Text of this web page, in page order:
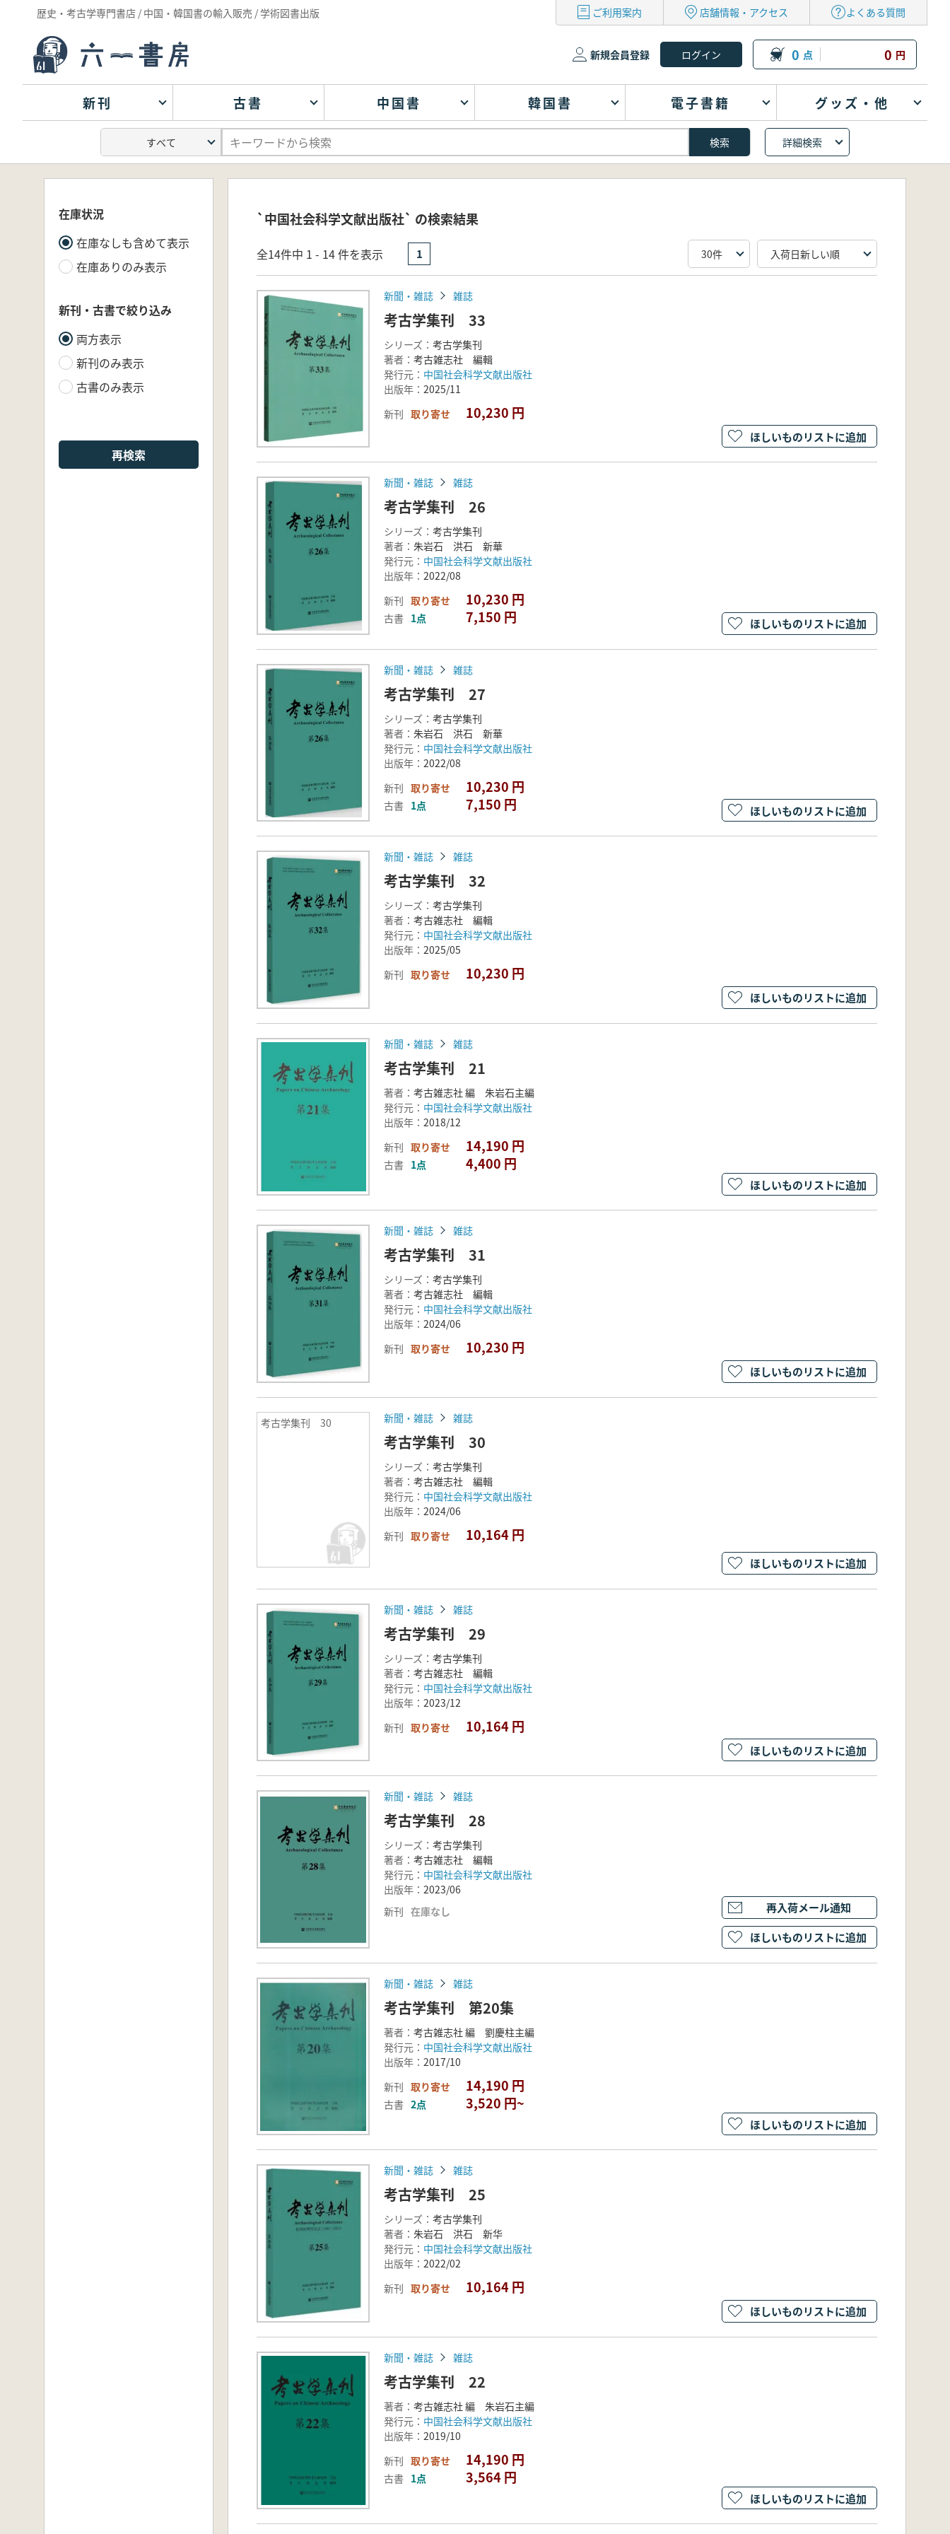
歴史・考古学専門書店 / 中国・韓国書の輸入販売 / 学術図書出版 ご利用案内 店舗情報・アクセス よくある質問
新規会員登録 0 点 0 円
新刊 古書 中国書 韓国書 電子書籍 グッズ・他
詳細検索
在庫状況
在庫なしも含めて表示
在庫ありのみ表示
新刊・古書で絞り込み
両方表示
新刊のみ表示
古書のみ表示
再検索
`中国社会科学文献出版社` の検索結果
全14件中 1 - 14 件を表示 1
新聞・雑誌 雑誌
考古学集刊 33
シリーズ： 考古学集刊
著者： 考古雑志社 編輯
発行元： 中国社会科学文献出版社
出版年： 2025/11
新刊 取り寄せ 10,230 円
ほしいものリストに追加
新聞・雑誌 雑誌
考古学集刊 26
シリーズ： 考古学集刊
著者： 朱岩石 洪石 新華
発行元： 中国社会科学文献出版社
出版年： 2022/08
新刊 取り寄せ 10,230 円
古書 1点 7,150 円 ほしいものリストに追加
新聞・雑誌 雑誌
考古学集刊 27
シリーズ： 考古学集刊
著者： 朱岩石 洪石 新華
発行元： 中国社会科学文献出版社
出版年： 2022/08
新刊 取り寄せ 10,230 円
古書 1点 7,150 円 ほしいものリストに追加
新聞・雑誌 雑誌
考古学集刊 32
シリーズ： 考古学集刊
著者： 考古雑志社 編輯
発行元： 中国社会科学文献出版社
出版年： 2025/05
新刊 取り寄せ 10,230 円
ほしいものリストに追加
新聞・雑誌 雑誌
考古学集刊 21
著者： 考古雑志社 編 朱岩石主編
発行元： 中国社会科学文献出版社
出版年： 2018/12
新刊 取り寄せ 14,190 円
古書 1点 4,400 円
ほしいものリストに追加
新聞・雑誌 雑誌
考古学集刊 31
シリーズ： 考古学集刊
著者： 考古雑志社 編輯
発行元： 中国社会科学文献出版社
出版年： 2024/06
新刊 取り寄せ 10,230 円
ほしいものリストに追加
考古学集刊 30 新聞・雑誌 雑誌
考古学集刊 30
シリーズ： 考古学集刊
著者： 考古雑志社 編輯
発行元： 中国社会科学文献出版社
出版年： 2024/06
新刊 取り寄せ 10,164 円
ほしいものリストに追加
新聞・雑誌 雑誌
考古学集刊 29
シリーズ： 考古学集刊
著者： 考古雑志社 編輯
発行元： 中国社会科学文献出版社
出版年： 2023/12
新刊 取り寄せ 10,164 円
ほしいものリストに追加
新聞・雑誌 雑誌
考古学集刊 28
シリーズ： 考古学集刊
著者： 考古雑志社 編輯
発行元： 中国社会科学文献出版社
出版年： 2023/06
新刊 在庫なし
再入荷メール通知
ほしいものリストに追加
新聞・雑誌 雑誌
考古学集刊 第20集
著者： 考古雑志社 編 劉慶柱主編
発行元： 中国社会科学文献出版社
出版年： 2017/10
新刊 取り寄せ 14,190 円
古書 2点 3,520 円~
ほしいものリストに追加
新聞・雑誌 雑誌
考古学集刊 25
シリーズ： 考古学集刊
著者： 朱岩石 洪石 新华
発行元： 中国社会科学文献出版社
出版年： 2022/02
新刊 取り寄せ 10,164 円
ほしいものリストに追加
新聞・雑誌 雑誌
考古学集刊 22
著者： 考古雑志社 編 朱岩石主編
発行元： 中国社会科学文献出版社
出版年： 2019/10
新刊 取り寄せ 14,190 円
古書 1点 3,564 円
ほしいものリストに追加